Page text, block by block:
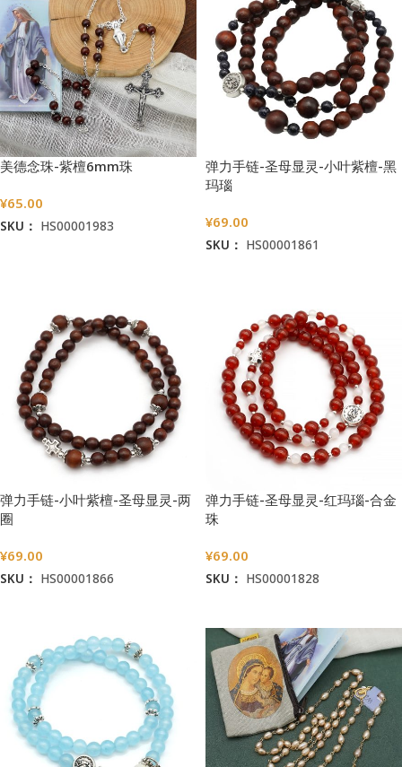
美德念珠-紫檀6mm珠
¥65.00
SKU： HS00001983
弹力手链-圣母显灵-小叶紫檀-黑
玛瑙
¥69.00
SKU： HS00001861
弹力手链-小叶紫檀-圣母显灵-两
圈
¥69.00
SKU： HS00001866
弹力手链-圣母显灵-红玛瑙-合金
珠
¥69.00
SKU： HS00001828